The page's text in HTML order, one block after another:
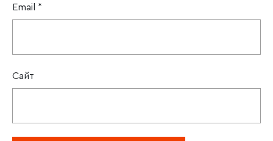
Email *
Сайт